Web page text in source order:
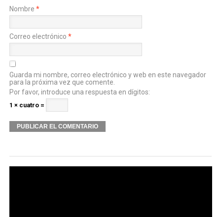
Nombre *
Correo electrónico *
Guarda mi nombre, correo electrónico y web en este navegador
para la próxima vez que comente.
Por favor, introduce una respuesta en dígitos:
1 × cuatro =